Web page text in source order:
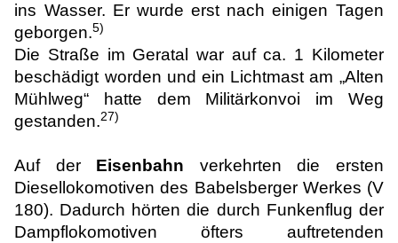
ins Wasser. Er wurde erst nach einigen Tagen
geborgen.5)
Die Straße im Geratal war auf ca. 1 Kilometer
beschädigt worden und ein Lichtmast am „Alten
Mühlweg“ hatte dem Militärkonvoi im Weg
gestanden.27)
Auf der Eisenbahn verkehrten die ersten
Diesellokomotiven des Babelsberger Werkes (V
180). Dadurch hörten die durch Funkenflug der
Dampflokomotiven öfters auftretenden